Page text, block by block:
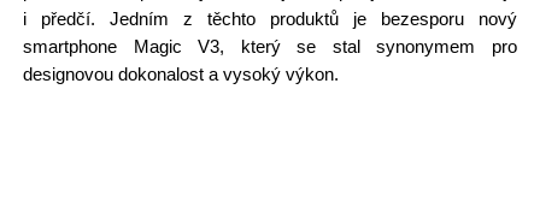
i předčí. Jedním z těchto produktů je bezesporu nový
smartphone Magic V3, který se stal synonymem pro
designovou dokonalost a vysoký výkon.